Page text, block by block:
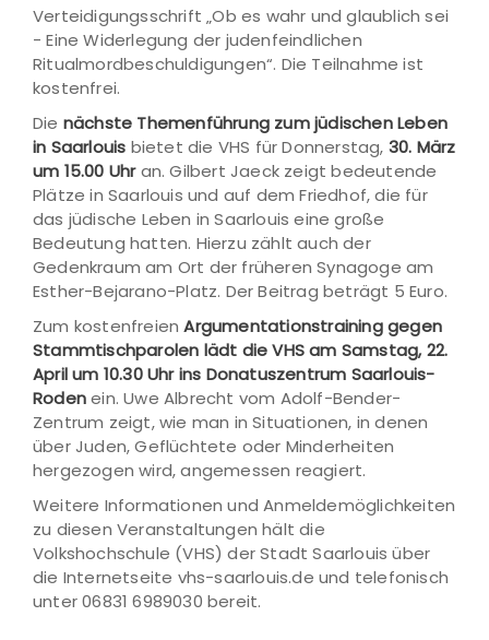
Verteidigungsschrift „Ob es wahr und glaublich sei
- Eine Widerlegung der judenfeindlichen
Ritualmordbeschuldigungen“. Die Teilnahme ist
kostenfrei.
Die nächste Themenführung zum jüdischen Leben
in Saarlouis bietet die VHS für Donnerstag, 30. März
um 15.00 Uhran. Gilbert Jaeck zeigt bedeutende
Plätze in Saarlouis und auf dem Friedhof, die für
das jüdische Leben in Saarlouis eine große
Bedeutung hatten. Hierzu zählt auch der
Gedenkraum am Ort der früheren Synagoge am
Esther-Bejarano-Platz. Der Beitrag beträgt 5 Euro.
Zum kostenfreienArgumentationstraining gegen
Stammtischparolen lädt die VHS am Samstag, 22.
April um 10.30 Uhr ins Donatuszentrum Saarlouis-
Rodenein. Uwe Albrecht vom Adolf-Bender-
Zentrum zeigt, wie man in Situationen, in denen
über Juden, Geflüchtete oder Minderheiten
hergezogen wird, angemessen reagiert.
Weitere Informationen und Anmeldemöglichkeiten
zu diesen Veranstaltungen hält die
Volkshochschule (VHS) der Stadt Saarlouis über
die Internetseite vhs-saarlouis.de und telefonisch
unter 06831 6989030 bereit.